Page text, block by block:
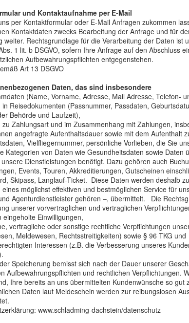
und Kontaktaufnahme per E-Mail
per Kontaktformular oder E-Mail Anfragen zukommen
Kontaktdaten zwecks Bearbeitung der Anfrage und für
weiter. Rechtsgrundlage für die Verarbeitung der Daten
1 lit. b DSGVO, sofern Ihre Anfrage auf den Abschluss
Aufbewahrungspflichten entgegenstehen.
Art 13 DSGVO
Daten, das sind insbesondere
(Name, Vorname, Adresse, Mail Adresse,
in Reisedokumenten (Passnummer, Passdaten,
Behörde und Laufzeit),
zu Zahlungsart und im Zusammenhang mit Zahlungen,
angefragte Aufenthaltsdauer sowie mit dem
Vielfliegernummer, persönliche Vorlieben, die Sie
Kategorien von Daten wie Gesundheitsdaten sowie
Dienstleistungen benötigt. Dazu gehören auch
Events, Touren, Akkreditierungen, Gutscheinen
Skipass, Langlauf-Ticket. Diese Daten werden deshalb
eines möglichst effektiven und bestmöglichen Service für
Agenturdienstleister gehören –, übermittelt. Die
unserer vorvertraglichen und vertraglichen
eingeholte Einwilligungen,
vertragliche oder sonstige rechtliche Verpflichtungen
Meldewesen, Rechtsstreitigkeiten) sowie § 96 TKG und
Interessen (z.B. die Verbesserung unseres
Speicherung bemisst sich nach der Dauer unserer
Aufbewahrungspflichten und rechtlichen
Ihre bereits an uns übermittelten Kundenwünsche so
Daten laut Meldeschein werden zur reibungslosen
www.schladming-dachstein/datenschutz